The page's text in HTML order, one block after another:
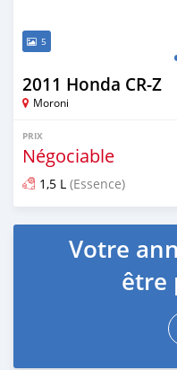
5
2011 Honda CR-Z
Moroni
PRIX
Négociable
1,5 L (Essence)
Publié il y a plus d'un an
Votre
être